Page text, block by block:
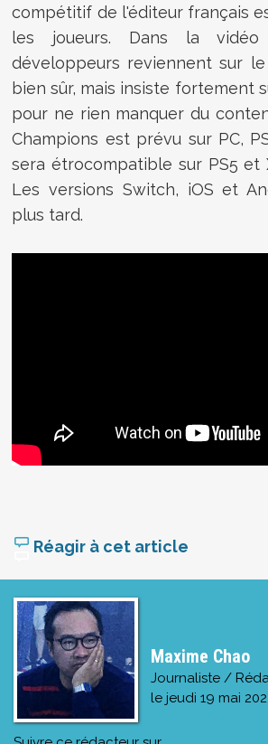
compétitif de l'éditeur français
les joueurs. Dans la vidéo
développeurs reviennent sur
bien sûr, mais insiste fortement
pour ne rien manquer du
Champions est prévu sur PC,
sera étrocompatible sur PS5 et
Les versions Switch, iOS et
plus tard.
Réagir à cet article
Maxime Chao
Journaliste /
le jeudi 19 mai